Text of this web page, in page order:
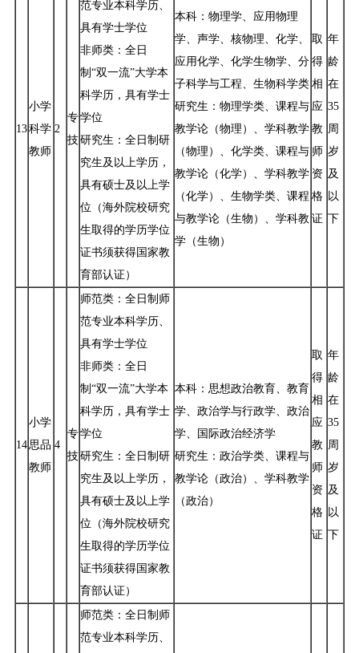
13
小学
科学
教师
2
专
技
范专业本科学历、
具有学士学位
非师类：全日
制“双一流”大学本
科学历，具有学士
学位
研究生：全日制研
究生及以上学历，
具有硕士及以上学
位（海外院校研究
生取得的学历学位
证书须获得国家教
育部认证）
本科：物理学、应用物理
学、声学、核物理、化学、
应用化学、化学生物学、分
子科学与工程、生物科学类
研究生：物理学类、课程与
教学论（物理）、学科教学
（物理）、化学类、课程与
教学论（化学）、学科教学
（化学）、生物学类、课程
与教学论（生物）、学科教
学（生物）
取
得
相
应
教
师
资
格
证
年
龄
在
35
周
岁
及
以
下
14
小学
思品
教师
4
专
技
师范类：全日制师
范专业本科学历、
具有学士学位
非师类：全日
制“双一流”大学本
科学历，具有学士
学位
研究生：全日制研
究生及以上学历，
具有硕士及以上学
位（海外院校研究
生取得的学历学位
证书须获得国家教
育部认证）
本科：思想政治教育、教育
学、政治学与行政学、政治
学、国际政治经济学
研究生：政治学类、课程与
教学论（政治）、学科教学
（政治）
取
得
相
应
教
师
资
格
证
年
龄
在
35
周
岁
及
以
下
师范类：全日制师
范专业本科学历、